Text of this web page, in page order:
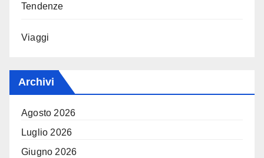
Tendenze
Viaggi
Archivi
Agosto 2026
Luglio 2026
Giugno 2026